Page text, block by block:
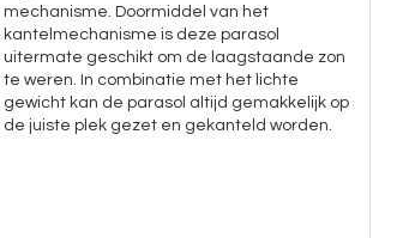
mechanisme. Doormiddel van het
kantelmechanisme is deze parasol
uitermate geschikt om de laagstaande zon
te weren. In combinatie met het lichte
gewicht kan de parasol altijd gemakkelijk op
de juiste plek gezet en gekanteld worden.